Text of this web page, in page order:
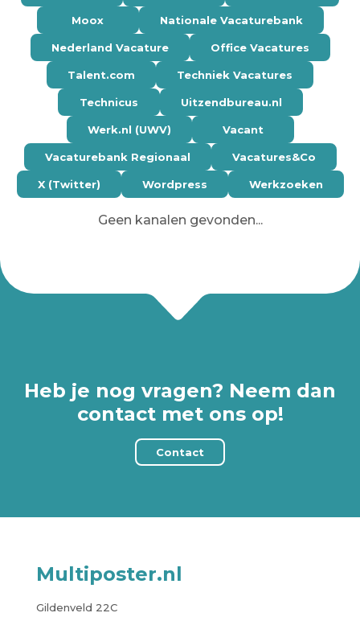
Moox Nationale Vacaturebank
Nederland Vacature Office Vacatures
Talent.com Techniek Vacatures
Technicus Uitzendbureau.nl
Werk.nl (UWV) Vacant
Vacaturebank Regionaal Vacatures&Co
X (Twitter) Wordpress Werkzoeken
Geen kanalen gevonden...
Heb je nog vragen? Neem dan
contact met ons op!
Contact
Multiposter.nl
Gildenveld 22C